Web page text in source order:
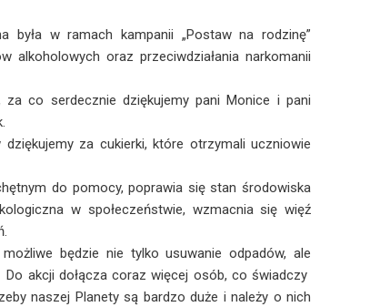
w ramach kampanii „Postaw na rodzinę”
alkoholowych oraz przeciwdziałania narkomanii
co serdecznie dziękujemy pani Monice i pani
za cukierki, które otrzymali uczniowie
do pomocy, poprawia się stan środowiska
w społeczeństwie, wzmacnia się więź
będzie nie tylko usuwanie odpadów, ale
akcji dołącza coraz więcej osób, co świadczy
naszej Planety są bardzo duże i należy o nich